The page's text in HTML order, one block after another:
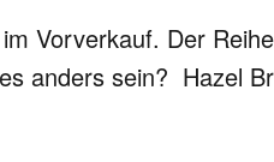
Vorverkauf. Der
anders sein? Hazel